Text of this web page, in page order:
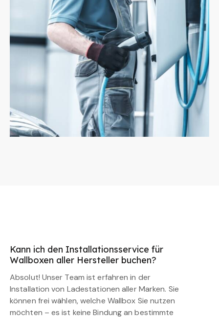
Kann ich den Installationsservice für
Wallboxen aller Hersteller buchen?
Absolut! Unser Team ist erfahren in der
Installation von Ladestationen aller Marken. Sie
können frei wählen, welche Wallbox Sie nutzen
möchten – es ist keine Bindung an bestimmte